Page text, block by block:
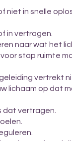
niet in snelle
in vertragen.
naar wat het
stap ruimte
vertrekt
lichaam op dat
dat vertragen.